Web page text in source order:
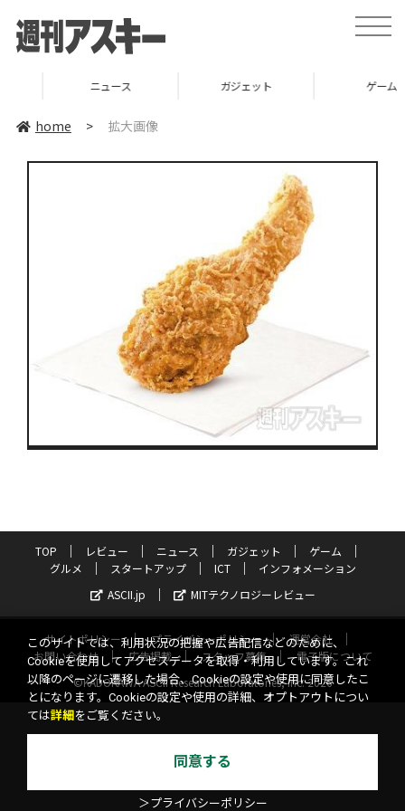
toggle
ニュース ガジェット ゲーム
home > 拡大画像
TOP レビュー ニュース ガジェット
ゲーム
グルメ
スタートアップ ICT
インフォメーション
ASCII.jp
MITテクノロジーレビュー
サイトポリシー プライバシーポリシー
運営会社
お問い合わせ
広告掲載 スタッフ募集
電子版について
©KADOKAWA ASCII Research Laboratories, Inc. 2026
このサイトでは、利用状況の把握や広告配信などのために、
Cookieを使用してアクセスデータを取得・利用しています。これ
以降のページに遷移した場合、Cookieの設定や使用に同意したこ
とになります。Cookieの設定や使用の詳細、オプトアウトについ
ては詳細 をご覧ください。
同意する
＞プライバシーポリシー